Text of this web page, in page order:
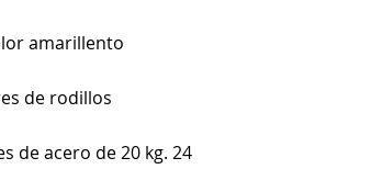
amarillento
de rodillos
de acero de 20 kg. 24